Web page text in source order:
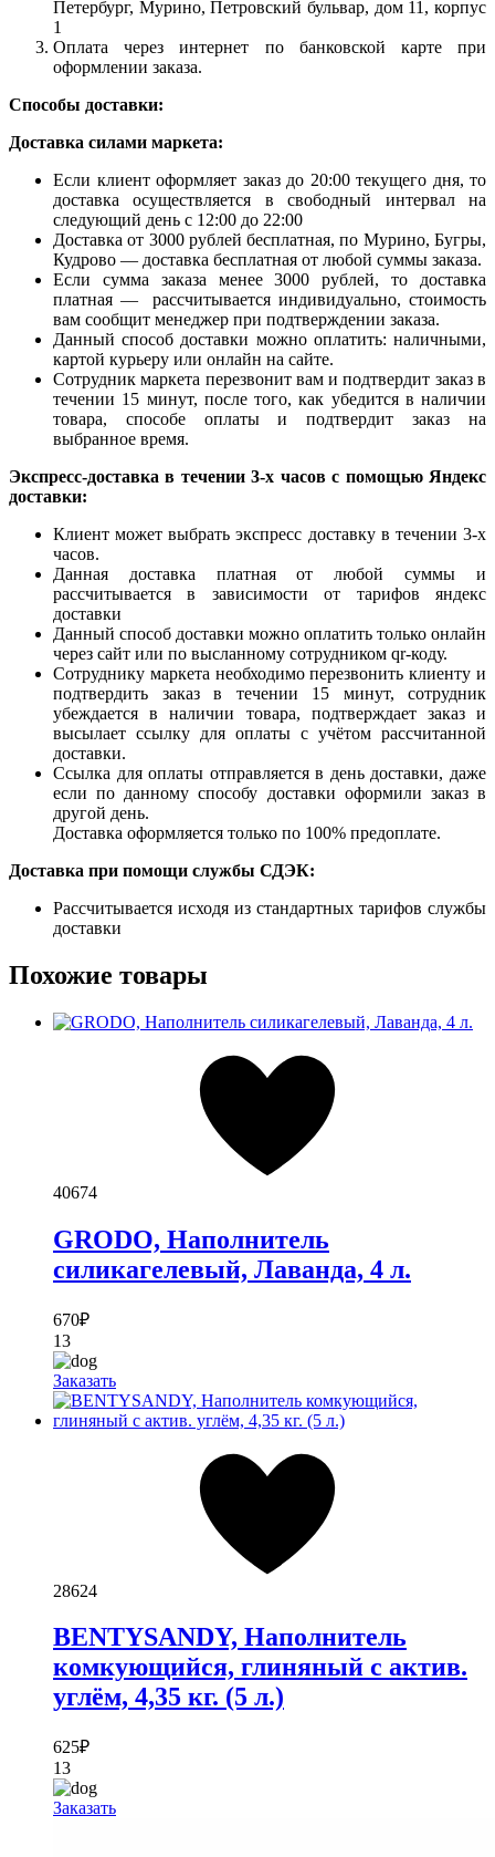
Петербург, Мурино, Петровский бульвар, дом 11, корпус
1
Оплата через интернет по банковской карте при
оформлении заказа.
Способы доставки:
Доставка силами маркета:
Если клиент оформляет заказ до 20:00 текущего дня, то
доставка осуществляется в свободный интервал на
следующий день с 12:00 до 22:00
Доставка от 3000 рублей бесплатная, по Мурино, Бугры,
Кудрово — доставка бесплатная от любой суммы заказа.
Если сумма заказа менее 3000 рублей, то доставка
платная — рассчитывается индивидуально, стоимость
вам сообщит менеджер при подтверждении заказа.
Данный способ доставки можно оплатить: наличными,
картой курьеру или онлайн на сайте.
Сотрудник маркета перезвонит вам и подтвердит заказ в
течении 15 минут, после того, как убедится в наличии
товара, способе оплаты и подтвердит заказ на
выбранное время.
Экспресс-доставка в течении 3-х часов с помощью Яндекс
доставки:
Клиент может выбрать экспресс доставку в течении 3-х
часов.
Данная доставка платная от любой суммы и
рассчитывается в зависимости от тарифов яндекс
доставки
Данный способ доставки можно оплатить только онлайн
через сайт или по высланному сотрудником qr-коду.
Сотруднику маркета необходимо перезвонить клиенту и
подтвердить заказ в течении 15 минут, сотрудник
убеждается в наличии товара, подтверждает заказ и
высылает ссылку для оплаты с учётом рассчитанной
доставки.
Ссылка для оплаты отправляется в день доставки, даже
если по данному способу доставки оформили заказ в
другой день.
Доставка оформляется только по 100% предоплате.
Доставка при помощи службы СДЭК:
Рассчитывается исходя из стандартных тарифов службы
доставки
Похожие товары
40674
GRODO, Наполнитель
силикагелевый, Лаванда, 4 л.
670₽
13
Заказать
28624
BENTYSANDY, Наполнитель
комкующийся, глиняный с актив.
углём, 4,35 кг. (5 л.)
625₽
13
Заказать